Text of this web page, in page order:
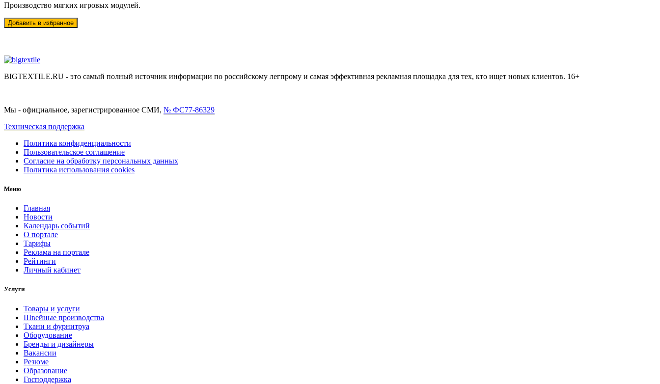
Производство мягких игровых модулей.
BIGTEXTILE.RU - это самый полный источник информации по российскому легпрому и самая эффективная рекламная площадка для тех, кто ищет новых клиентов. 16+
Мы - официальное, зарегистрированное СМИ, № ФС77-86329
Техническая поддержка
Политика конфиденциальности
Пользовательское соглашение
Согласие на обработку персональных данных
Политика использования cookies
Меню
Главная
Новости
Календарь событий
О портале
Тарифы
Реклама на портале
Рейтинги
Личный кабинет
Услуги
Товары и услуги
Швейные производства
Ткани и фурнитруа
Оборудование
Бренды и дизайнеры
Вакансии
Резюме
Образование
Господдержка